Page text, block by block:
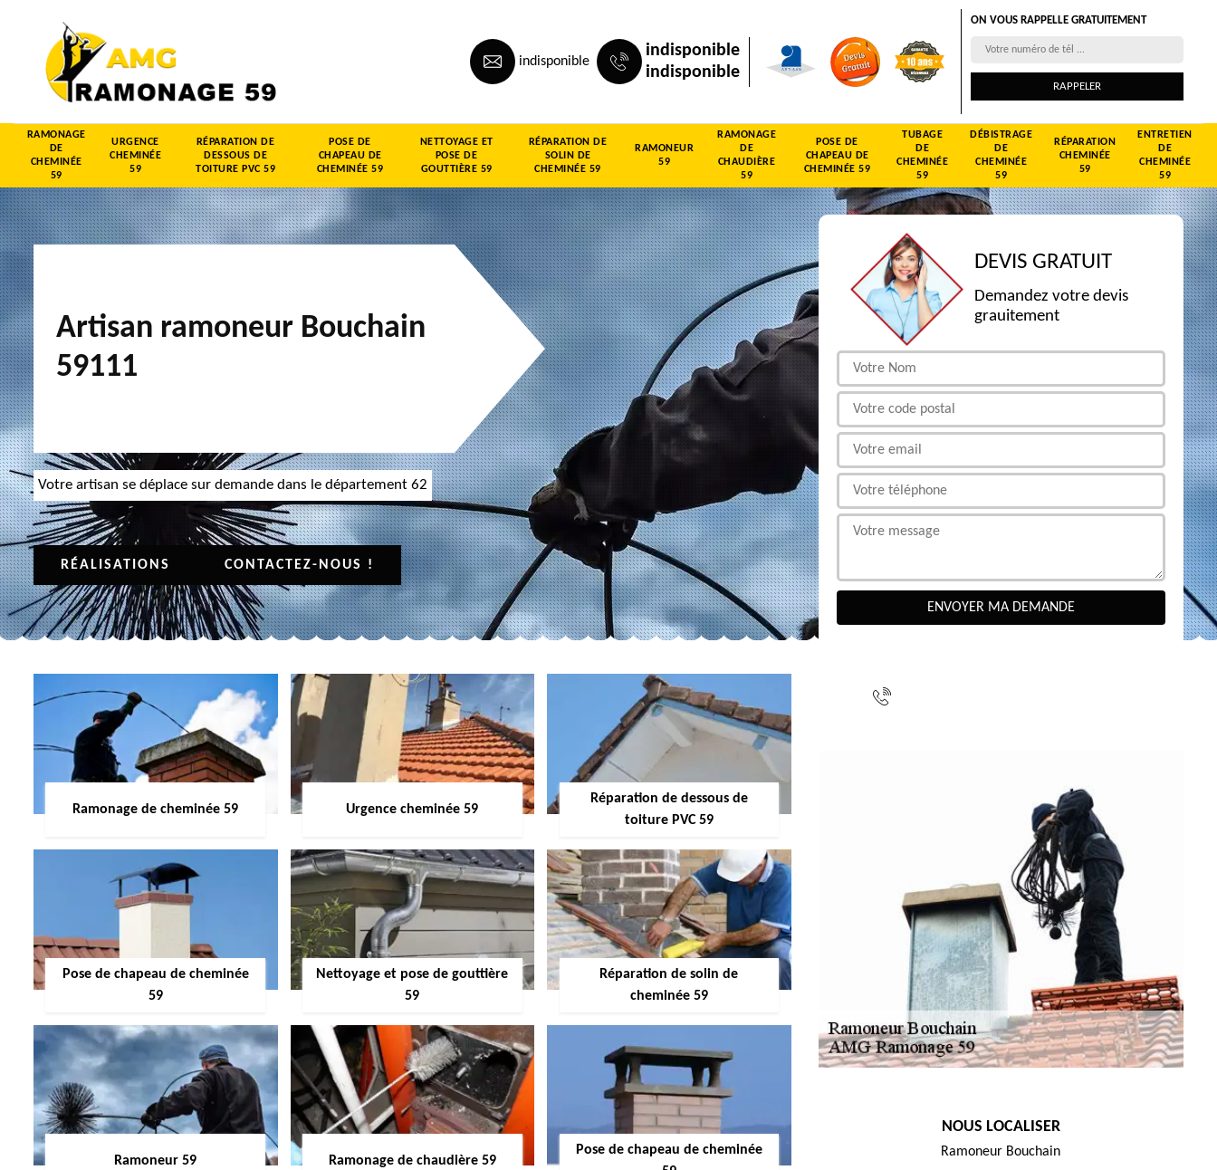
indisponible
indisponible
indisponible
ON VOUS RAPPELLE GRATUITEMENT
RAMONAGE
DE
CHEMINÉE
59
URGENCE
CHEMINÉE
59
RÉPARATION DE
DESSOUS DE
TOITURE PVC 59
POSE DE
CHAPEAU DE
CHEMINÉE 59
NETTOYAGE ET
POSE DE
GOUTTIÈRE 59
RÉPARATION DE
SOLIN DE
CHEMINÉE 59
RAMONEUR
59
RAMONAGE
DE
CHAUDIÈRE
59
POSE DE
CHAPEAU DE
CHEMINÉE 59
TUBAGE
DE
CHEMINÉE
59
DÉBISTRAGE
DE
CHEMINÉE
59
RÉPARATION
CHEMINÉE
59
ENTRETIEN
DE
CHEMINÉE
59
Artisan ramoneur Bouchain
59111
Votre artisan se déplace sur demande dans le département 62
RÉALISATIONS CONTACTEZ-NOUS !
Ramonage de cheminée 59 Urgence cheminée 59
Réparation de dessous de
toiture PVC 59
Pose de chapeau de cheminée
59
Nettoyage et pose de gouttière
59
Réparation de solin de
cheminée 59
Ramoneur 59 Ramonage de chaudière 59
Pose de chapeau de cheminée
DEVIS GRATUIT
Demandez votre devis
grauitement
NOUS LOCALISER
Ramoneur Bouchain